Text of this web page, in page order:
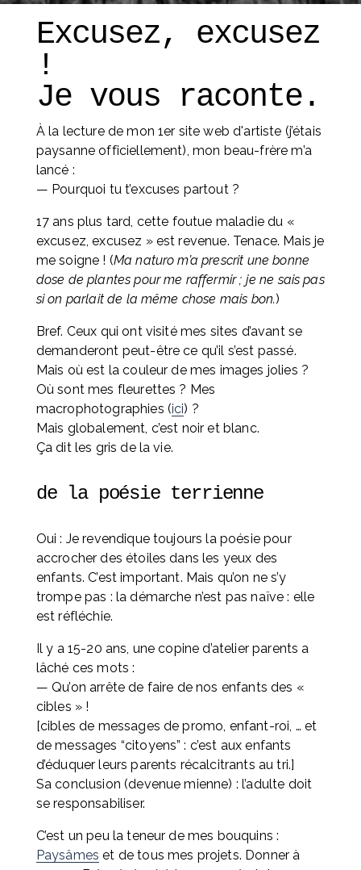
Excusez, excusez
!
À la lecture de mon 1er site web d'artiste (j’étais
paysanne officiellement), mon beau-frère m’a
lancé :
— Pourquoi tu t’excuses partout ?
17 ans plus tard, cette foutue maladie du «
excusez, excusez » est revenue. Tenace. Mais je
me soigne ! (Ma naturo m’a prescrit une bonne
dose de plantes pour me raffermir ; je ne sais pas
si on parlait de la même chose mais bon.)
Bref. Ceux qui ont visité mes sites d’avant se
demanderont peut-être ce qu’il s’est passé.
Mais où est la couleur de mes images jolies ?
Où sont mes fleurettes ? Mes
macrophotographies (ici) ?
Mais globalement, c’est noir et blanc.
Ça dit les gris de la vie.
de la poésie terrienne
Oui : Je revendique toujours la poésie pour
accrocher des étoiles dans les yeux des
enfants. C’est important. Mais qu’on ne s’y
trompe pas : la démarche n’est pas naïve : elle
est réfléchie.
Il y a 15-20 ans, une copine d’atelier parents a
lâché ces mots :
— Qu’on arrête de faire de nos enfants des «
cibles » !
[cibles de messages de promo, enfant-roi, … et
de messages “citoyens” : c’est aux enfants
d’éduquer leurs parents récalcitrants au tri.]
Sa conclusion (devenue mienne) : l’adulte doit
se responsabiliser.
Paysâmes et de tous mes projets. Donner à